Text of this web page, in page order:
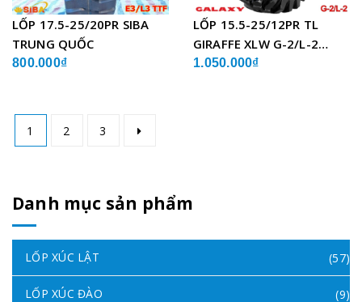
LỐP 17.5-25/20PR SIBA
TRUNG QUỐC
800.000₫
LỐP 15.5-25/12PR TL
GIRAFFE XLW G-2/L-2
GALAXY ẤN ĐỘ
1.050.000₫
1 2 3
Danh mục sản phẩm
LỐP XÚC LẬT (57)
LỐP XÚC ĐÀO (9)